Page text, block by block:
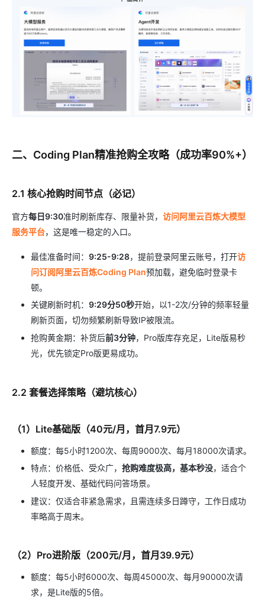
二、Coding Plan精准抢购全攻略（成功率90%+）
2.1 核心抢购时间节点（必记）
官方每日9:30准时刷新库存、限量补货， 访问阿里云百炼大模型
服务平台，这是唯一稳定的入口。
最佳准备时间： 9:25-9:28，提前登录阿里云账号，打开访
问订阅阿里云百炼Coding Plan预加载，避免临时登录卡
顿。
关键刷新时机： 9:29分50秒开始，以1-2次/分钟的频率轻量
刷新页面，切勿频繁刷新导致IP被限流。
抢购黄金期：补货后前3分钟，Pro版库存充足，Lite版易秒
光，优先锁定Pro版更易成功。
2.2 套餐选择策略（避坑核心）
（1）Lite基础版（40元/月，首月7.9元）
额度：每5小时1200次、每周9000次、每月18000次请求。
特点：价格低、受众广， 抢购难度极高，基本秒没，适合个
人轻度开发、基础代码问答场景。
建议：仅适合非紧急需求，且需连续多日蹲守，工作日成功
率略高于周末。
（2）Pro进阶版（200元/月，首月39.9元）
额度：每5小时6000次、每周45000次、每月90000次请
求，是Lite版的5倍。